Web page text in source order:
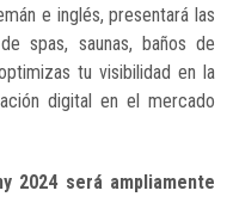
e inglés, presentará las
spas, saunas, baños de
tu visibilidad en la
digital en el mercado
2024 será ampliamente